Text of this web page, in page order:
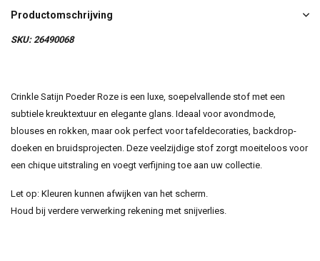
Productomschrijving
SKU: 26490068
Crinkle Satijn Poeder Roze is een luxe, soepelvallende stof met een
subtiele kreuktextuur en elegante glans. Ideaal voor avondmode,
blouses en rokken, maar ook perfect voor tafeldecoraties, backdrop-
doeken en bruidsprojecten. Deze veelzijdige stof zorgt moeiteloos voor
een chique uitstraling en voegt verfijning toe aan uw collectie.
Let op: Kleuren kunnen afwijken van het scherm.
Houd bij verdere verwerking rekening met snijverlies.